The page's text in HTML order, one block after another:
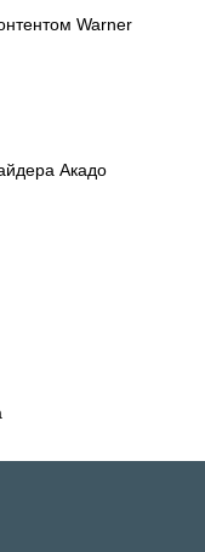
Warner
Акадо